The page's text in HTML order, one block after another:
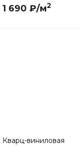
1 690 ₽/м2
Кварц-виниловая